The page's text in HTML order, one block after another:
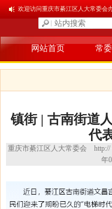
欢迎访问重庆市綦江区人大常委会
网站首页 常
镇街 | 古南街道
代
重庆市綦江区人大常委会
年